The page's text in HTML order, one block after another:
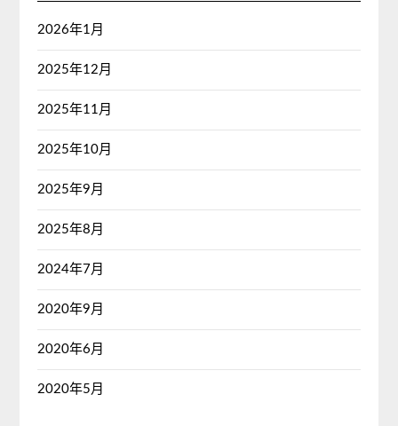
2026年1月
2025年12月
2025年11月
2025年10月
2025年9月
2025年8月
2024年7月
2020年9月
2020年6月
2020年5月